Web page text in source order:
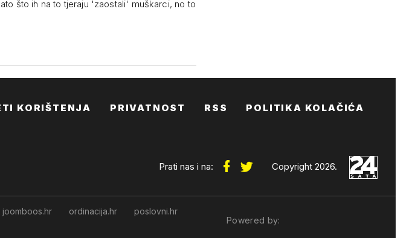
što ih na to tjeraju 'zaostali' muškarci, no to
KORIŠTENJA PRIVATNOST RSS POLITIKA KOLAČIĆA
Prati nas i na: Copyright 2026.
joomboos.hr ordinacija.hr
poslovni.hr
Powered by: